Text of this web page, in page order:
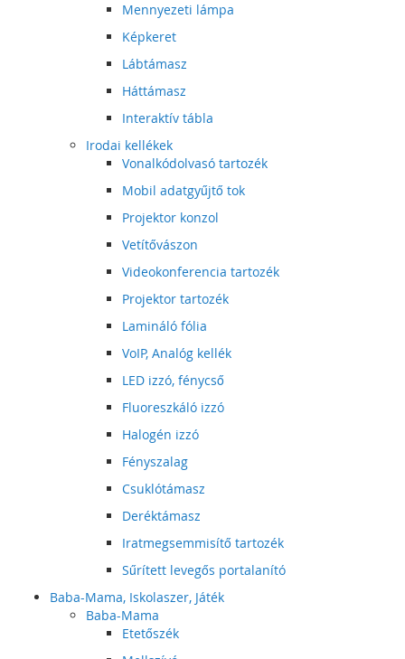
Mennyezeti lámpa
Képkeret
Lábtámasz
Háttámasz
Interaktív tábla
Irodai kellékek
Vonalkódolvasó tartozék
Mobil adatgyűjtő tok
Projektor konzol
Vetítővászon
Videokonferencia tartozék
Projektor tartozék
Lamináló fólia
VoIP, Analóg kellék
LED izzó, fénycső
Fluoreszkáló izzó
Halogén izzó
Fényszalag
Csuklótámasz
Deréktámasz
Iratmegsemmisítő tartozék
Sűrített levegős portalanító
Baba-Mama, Iskolaszer, Játék
Baba-Mama
Etetőszék